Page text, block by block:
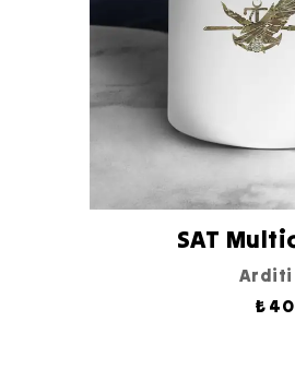
SAT
Arditi
₺